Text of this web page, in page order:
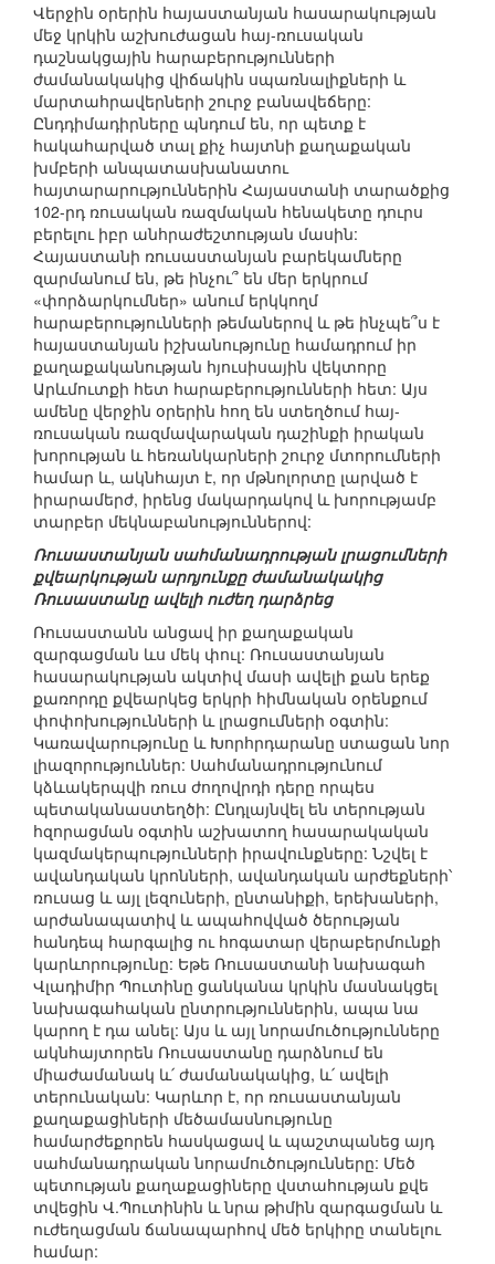
Վերջին օրերին հայաստանյան հասարակության
մեջ կրկին աշխուժացան հայ-ռուսական
դաշնակցային հարաբերությունների
ժամանակակից վիճակին սպառնալիքների և
մարտահրավերների շուրջ բանավեճերը:
Ընդդիմադիրները պնդում են, որ պետք է
հակահարված տալ քիչ հայտնի քաղաքական
խմբերի անպատասխանատու
հայտարարություններին Հայաստանի տարածքից
102-րդ ռուսական ռազմական հենակետը դուրս
բերելու իբր անհրաժեշտության մասին:
Հայաստանի ռուսաստանյան բարեկամները
զարմանում են, թե ինչու՞ են մեր երկրում
«փորձարկումներ» անում երկկողմ
հարաբերությունների թեմաներով և թե ինչպե՞ս է
հայաստանյան իշխանությունը համադրում իր
քաղաքականության հյուսիսային վեկտորը
Արևմուտքի հետ հարաբերությունների հետ: Այս
ամենը վերջին օրերին հող են ստեղծում հայ-
ռուսական ռազմավարական դաշինքի իրական
խորության և հեռանկարների շուրջ մտորումների
համար և, ակնհայտ է, որ մթնոլորտը լարված է
իրարամերժ, իրենց մակարդակով և խորությամբ
տարբեր մեկնաբանություններով:
Ռուսաստանյան սահմանադրության լրացումների
քվեարկության արդյունքը ժամանակակից
Ռուսաստանը ավելի ուժեղ դարձրեց
Ռուսաստանն անցավ իր քաղաքական
զարգացման ևս մեկ փուլ: Ռուսաստանյան
հասարակության ակտիվ մասի ավելի քան երեք
քառորդը քվեարկեց երկրի հիմնական օրենքում
փոփոխությունների և լրացումների օգտին:
Կառավարությունը և Խորհրդարանը ստացան նոր
լիազորություններ: Սահմանադրությունում
կձևակերպվի ռուս ժողովրդի դերը որպես
պետականաստեղծի: Ընդլայնվել են տերության
հզորացման օգտին աշխատող հասարակական
կազմակերպությունների իրավունքները: Նշվել է
ավանդական կրոնների, ավանդական արժեքների՝
ռուսաց և այլ լեզուների, ընտանիքի, երեխաների,
արժանապատիվ և ապահովված ծերության
հանդեպ հարգալից ու հոգատար վերաբերմունքի
կարևորությունը: Եթե Ռուսաստանի նախագահ
Վլադիմիր Պուտինը ցանկանա կրկին մասնակցել
նախագահական ընտրություններին, ապա նա
կարող է դա անել: Այս և այլ նորամուծությունները
ակնհայտորեն Ռուսաստանը դարձնում են
միաժամանակ և՛ ժամանակակից, և՛ ավելի
տերունական: Կարևոր է, որ ռուսաստանյան
քաղաքացիների մեծամասնությունը
համարժեքորեն հասկացավ և պաշտպանեց այդ
սահմանադրական նորամուծությունները: Մեծ
պետության քաղաքացիները վստահության քվե
տվեցին Վ.Պուտինին և նրա թիմին զարգացման և
ուժեղացման ճանապարհով մեծ երկիրը տանելու
համար: